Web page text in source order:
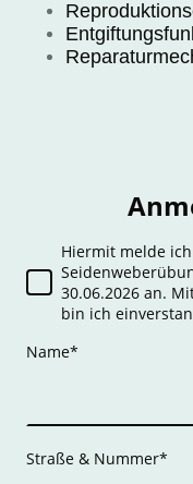
Hiermit melde
30.06.2026 an.
bin ich
Name*
Straße & Nummer*